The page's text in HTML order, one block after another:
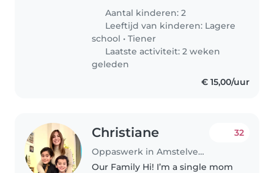
basisschoolleerling en een
tiener. Onze kinderen zijn
vriendelijk, rustig en slim. We
hopen iemand..
Aantal kinderen: 2
Leeftijd van kinderen: Lagere
school •Tiener
Laatste activiteit: 2 weken
geleden
€ 15,00/uur
Christiane
Oppaswerk in Amstelveen
32
Our Family Hi! I’m a single mom